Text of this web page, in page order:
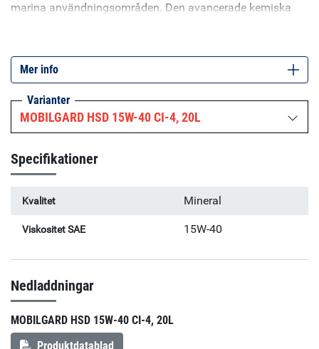
marina användningsområden. Den avancerade kemiska
låga utsläpp och i äldre dieselmotorer, som drivs med låg-
eller högsvavliga destillatbränslen. MOBILGARD HSD 15W-
40 CI-4 är godkänd eller rekommenderad av samtliga större
tillverkare av dieselmotorer med hög hastighet. Denna
produkt har följande godkännanden: CUMMINS CES
VDS-3
Mer info
Varianter
MOBILGARD HSD 15W-40 CI-4, 20L
Specifikationer
Kvalitet Mineral
Viskositet SAE 15W-40
Nedladdningar
MOBILGARD HSD 15W-40 CI-4, 20L
Produktdatablad